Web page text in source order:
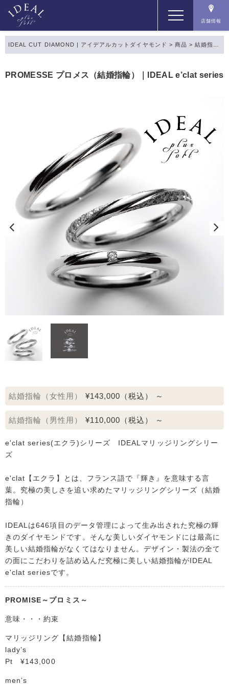
店舗情報
IDEAL CUT DIAMOND | アイデアルカットダイヤモンド > 商品 >結婚指輪
PROMESSE プロメス（結婚指輪）｜IDEAL e’clat series
結婚指輪（女性用） ¥143,000 （税込） ～
結婚指輪（男性用） ¥110,000 （税込） ～
e'clat series(エクラ)シリーズ IDEALマリッジリングシリー
ズ
e'clat【エクラ】とは、フランス語で『輝き』を意味する言
葉。究極の美しさを追い求めたマリッジリングシリーズ（結婚
指輪）
IDEALは646項目のデータ管理によって生み出された究極の輝
きのダイヤモンドです。そんな美しいダイヤモンドには最高に
美しい結婚指輪がなくてはなりません。デザイン・製法の全て
の面にこだわりを詰め込んだ究極に美しい結婚指輪がIDEAL
e'clat seriesです。
PROMISE～プロミス～
意味・・・約束
マリッジリング【結婚指輪】
lady’s
Pt ¥143,000
men’s